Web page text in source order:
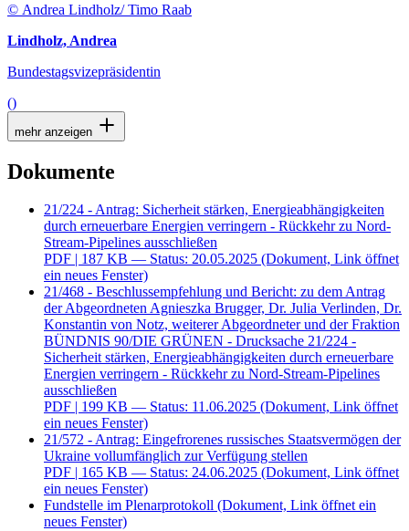
© Andrea Lindholz/ Timo Raab
Lindholz, Andrea
Bundestagsvizepräsidentin
()
mehr anzeigen
Dokumente
21/224 - Antrag: Sicherheit stärken, Energieabhängigkeiten
durch erneuerbare Energien verringern - Rückkehr zu Nord-
Stream-Pipelines ausschließen
PDF | 187 KB — Status: 20.05.2025 (Dokument, Link öffnet
ein neues Fenster)
21/468 - Beschlussempfehlung und Bericht: zu dem Antrag
der Abgeordneten Agnieszka Brugger, Dr. Julia Verlinden, Dr.
Konstantin von Notz, weiterer Abgeordneter und der Fraktion
BÜNDNIS 90/DIE GRÜNEN - Drucksache 21/224 -
Sicherheit stärken, Energieabhängigkeiten durch erneuerbare
Energien verringern - Rückkehr zu Nord-Stream-Pipelines
ausschließen
PDF | 199 KB — Status: 11.06.2025 (Dokument, Link öffnet
ein neues Fenster)
21/572 - Antrag: Eingefrorenes russisches Staatsvermögen der
Ukraine vollumfänglich zur Verfügung stellen
PDF | 165 KB — Status: 24.06.2025 (Dokument, Link öffnet
ein neues Fenster)
Fundstelle im Plenarprotokoll (Dokument, Link öffnet ein
neues Fenster)